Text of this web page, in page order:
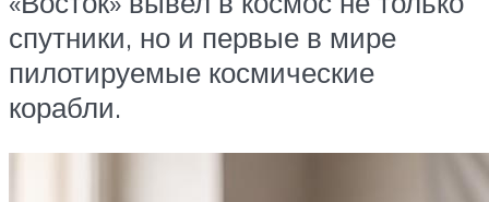
спутники, но и первые в мире
пилотируемые космические
корабли.